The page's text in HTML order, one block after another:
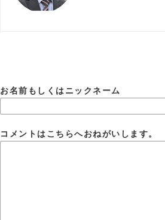
お名前もしくはニックネーム
コメントはこちらへおねがいします。